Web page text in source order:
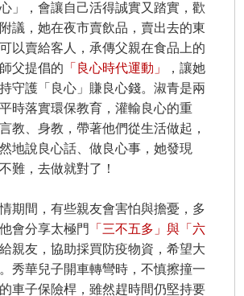
」，會讓自己活得誠實又踏實，歡
議，她在夜市賣飲品，賣出去的東
以賣給客人，承傳父親在食品上的
父提倡的 「良心時代運動」
，讓她
守護「良心」賺良心錢。淑青是兩
時落實環保教育，灌輸良心的重
教、身教，帶著他們從生活做起，
地說良心話、做良心事，她發現
難，去做就對了！
間，有些親友會害怕與擔憂，多
會分享太極門
「三不五多」與「六
親友，協助採買防疫物資，希望大
秀華兒子開車轉彎時，不慎擦撞一
車子保險桿，雖然趕時間仍堅持要